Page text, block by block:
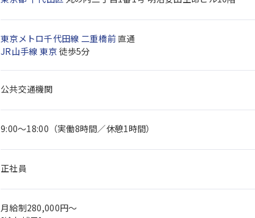
東京メトロ千代田線 二重橋前直通
JR山手線 東京 徒歩5分
公共交通機関
9:00～18:00（実働8時間／休憩1時間）
正社員
月給制280,000円～